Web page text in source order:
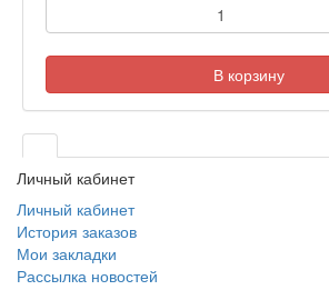
В корзину
Личный кабинет
Личный кабинет
История заказов
Мои закладки
Рассылка новостей